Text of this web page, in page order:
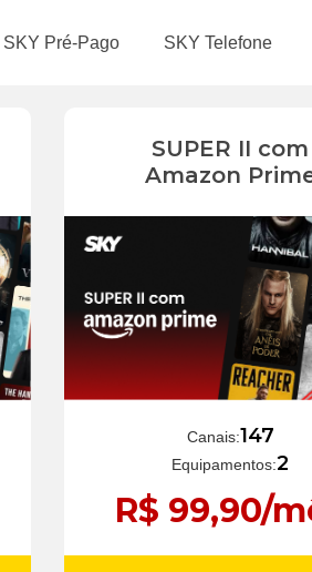
SKY Pré-Pago SKY Telefone
SUPER II com
Amazon
Canais:147
Equipamentos:2
R$ 99,90/